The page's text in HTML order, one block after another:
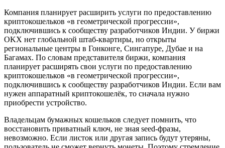
Компания планирует расширить услуги по предоставлению
криптокошельков «в геометрической прогрессии»,
подключившись к сообществу разработчиков Индии. У биржи
OKX нет глобальной штаб-квартиры, но открыты
региональные центры в Гонконге, Сингапуре, Дубае и на
Багамах. По словам представителя биржи, компания
планирует расширять свои услуги по предоставлению
криптокошельков «в геометрической прогрессии»,
подключившись к сообществу разработчиков Индии. Если вам
нужен аппаратный криптокошелёк, то сначала нужно
приобрести устройство.
Владельцам бумажных кошельков следует помнить, что
восстановить приватный ключ, не зная seed-фразы,
невозможно. Если листок или другая запись будут утеряны,